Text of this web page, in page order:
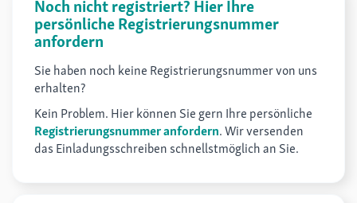
Noch nicht registriert? Hier Ihre
persönliche Registrierungsnummer
anfordern
Sie haben noch keine Registrierungsnummer von uns
erhalten?
Kein Problem. Hier können Sie gern Ihre persönliche
Registrierungsnummer anfordern. Wir versenden
das Einladungsschreiben schnellstmöglich an Sie.